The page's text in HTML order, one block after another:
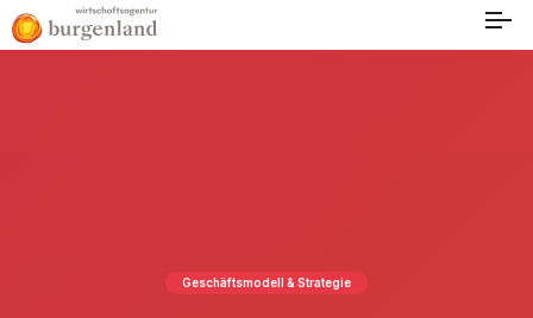
Geschäftsmodell & Strategie